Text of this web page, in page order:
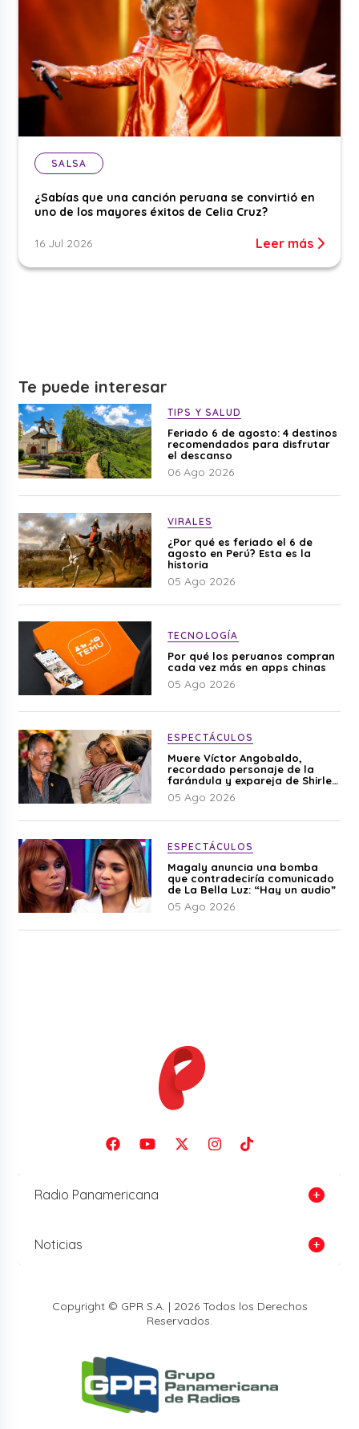
SALSA
¿Sabías que una canción peruana se convirtió en
uno de los mayores éxitos de Celia Cruz?
16 Jul 2026 Leer más
Te puede interesar
TIPS Y SALUD
Feriado 6 de agosto: 4 destinos
recomendados para disfrutar
el descanso
06 Ago 2026
VIRALES
¿Por qué es feriado el 6 de
agosto en Perú? Esta es la
historia
05 Ago 2026
TECNOLOGÍA
Por qué los peruanos compran
cada vez más en apps chinas
05 Ago 2026
ESPECTÁCULOS
Muere Víctor Angobaldo,
recordado personaje de la
farándula y expareja de Shirley
Cherres
05 Ago 2026
ESPECTÁCULOS
Magaly anuncia una bomba
que contradeciría comunicado
de La Bella Luz: “Hay un audio”
05 Ago 2026
Radio Panamericana
Noticias
Copyright © GPR S.A. | 2026 Todos los Derechos
Reservados.